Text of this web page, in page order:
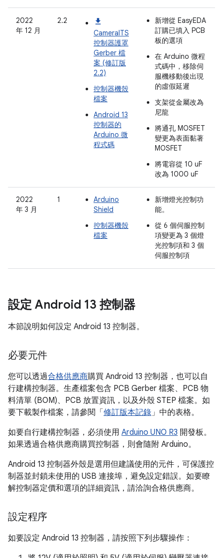
2022
年 12 月
2.2
CameraITS
控制器護罩
Gerber 檔
案 (修訂版
2.2)
控制器機殼
檔案
Android 13
控制器的
Arduino 微
程式碼
新增從 EasyEDA
訂購已填入 PCB
板的選項
在 Arduino 微程
式碼中，移除伺
服機移動後出現
的虛假延遲
支架從金屬改為
尼龍
將通孔 MOSFET
變更為表面黏著
MOSFET
將電容從 10 uF
改為 1000 uF
2022
年 3 月
1
Arduino
Shield
控制器機殼
檔案
新增燈光控制功
能。
從 6 個伺服控制
項變更為 3 個燈
光控制項和 3 個
伺服控制項
設定 Android 13 控制器
本節說明如何設定 Android 13 控制器。
必要元件
您可以透過合格供應商購買 Android 13 控制器，也可以自
行建構控制器。生產檔案包含 PCB Gerber 檔案、PCB 物
料清單 (BOM)、PCB 放置資訊，以及外殼 STEP 檔案。如
要下載製作檔案，請參閱「 修訂版本記錄」中的表格。
如要自行建構控制器，必須使用 Arduino UNO R3 開發板。
如果透過合格供應商購買控制器，則會隨附 Arduino。
Android 13 控制器外殼是選用但建議使用的元件，可保護控
制器並封鎖未使用的 USB 連接埠，避免設定錯誤。如要瞭
解控制器定價和選項的詳細資訊，請洽詢合格供應商。
設定程序
如要設定 Android 13 控制器，請按照下列步驟操作：